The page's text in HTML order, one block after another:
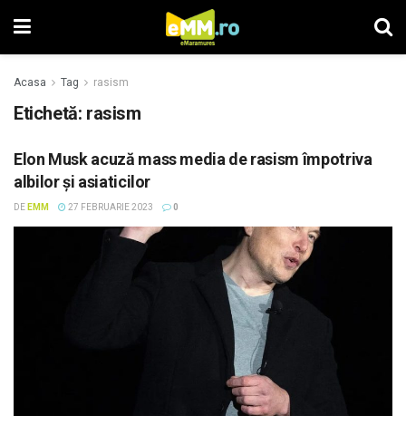
Acasa Tag rasism
Etichetă: rasism
Elon Musk acuză mass media de rasism împotriva
albilor şi asiaticilor
DE EMM 27 FEBRUARIE 2023 0